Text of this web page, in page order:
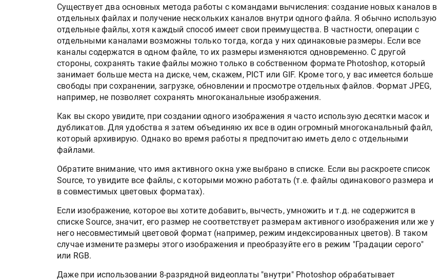
Существует два основных метода работы с командами вычисления: создание новых каналов в
отдельных файлах и получение нескольких каналов внутри одного файла. Я обычно использую
отдельные файлы, хотя каждый способ имеет свои преимущества. В частности, операции c
отдельными каналами возможны только тогда, когда у них одинаковые размеры. Если все
каналы содержатся в одном файле, то их размеры изменяются одновременно. С другой
стороны, сохранять такие файлы можно только в собственном формате Photoshop, который
занимает больше места на диске, чем, скажем, PICT или GIF. Кроме того, у вас имеется больше
свободы при сохранении, загрузке, обновлении и просмотре отдельных файлов. Формат JPEG,
например, не позволяет сохранять многоканальные изображения.
Как вы скоро увидите, при создании одного изображения я часто использую десятки масок и
дубликатов. Для удобства я затем объединяю их все в один огромный многоканальный файл,
который архивирую. Однако во время работы я предпочитаю иметь дело с отдельными
файлами.
Обратите внимание, что имя активного окна уже выбрано в списке. Если вы раскроете список
Source, то увидите все файлы, с которыми можно работать (т.е. файлы одинакового размера и
в совместимых цветовых форматах).
Если изображение, которое вы хотите добавить, вычесть, умножить и т.д. не содержится в
списке Source, значит, его размер не соответствует размерам активного изображения или же у
него несовместимый цветовой формат (например, режим индексированных цветов). В таком
случае измените размеры этого изображения и преобразуйте его в режим "Градации серого"
или RGB.
Даже при использовании 8-разрядной видеоплаты "внутри" Photoshop обрабатывает
производства в стране за первое
полугодие 2026 года
Круглый стол на тему РОП пройдет
28 июля
Росприроднадзор запускает
«Калькулятор утилизации»
IPSA 2026 приглашает за идеями,
решениями для брендов
производства в стране за первое
полугодие 2026 года
Круглый стол на тему РОП пройдет
28 июля
Росприроднадзор запускает
«Калькулятор утилизации»
IPSA 2026 приглашает за идеями,
решениями для брендов